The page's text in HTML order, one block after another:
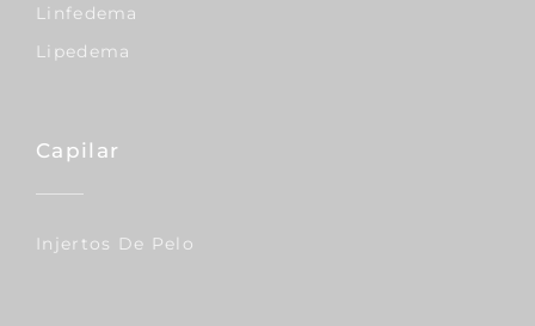
Linfedema
Lipedema
Capilar
Injertos De Pelo